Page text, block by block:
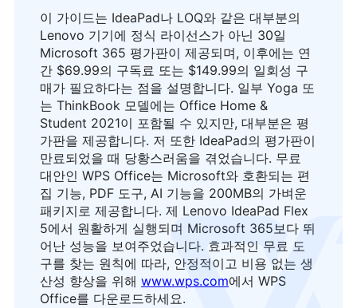
이 가이드는 IdeaPad나 LOQ와 같은 대부분의
Lenovo 기기에 정식 라이선스가 아닌 30일
Microsoft 365 평가판이 제공되며, 이후에는 연
간 $69.99의 구독료 또는 $149.99의 일회성 구
매가 필요하다는 점을 설명합니다. 일부 Yoga 또
는 ThinkBook 모델에는 Office Home &
Student 2021이 포함될 수 있지만, 대부분은 평
가판을 제공합니다. 저 또한 IdeaPad의 평가판이
만료되었을 때 당황스러움을 겪었습니다. 무료
대안인 WPS Office는 Microsoft와 호환되는 편
집 기능, PDF 도구, AI 기능을 200MB의 가벼운
패키지로 제공합니다. 제 Lenovo IdeaPad Flex
5에서 원활하게 실행되며 Microsoft 365보다 뛰
어난 성능을 보여주었습니다. 효과적인 무료 도
구를 찾는 원칙에 따라, 안정적이고 비용 없는 생
산성 향상을 위해 www.wps.com에서 WPS
Office를 다운로드하세요.
로고